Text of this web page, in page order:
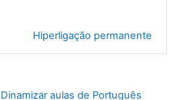
Hiperligação permanente
aulas de Português